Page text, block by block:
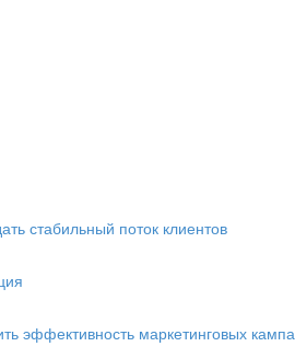
стабильный поток клиентов
эффективность маркетинговых